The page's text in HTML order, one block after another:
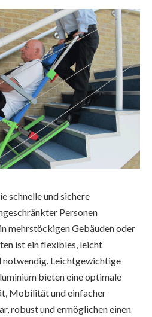
schnelle und sichere
Personen
mehrstöckigen Gebäuden oder
ist ein flexibles, leicht
Leichtgewichtige
bieten eine optimale
Mobilität und einfacher
robust und ermöglichen einen